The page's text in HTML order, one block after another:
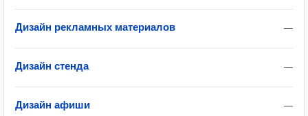
—
Дизайн рекламных материалов
—
Дизайн стенда
—
Дизайн афиши